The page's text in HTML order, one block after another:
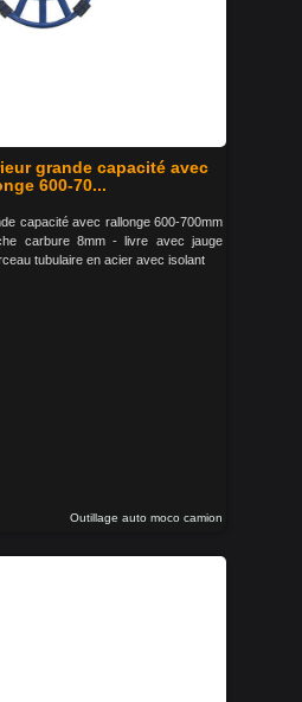
grande capacité avec
600-70...
capacité avec rallonge 600-700mm
carbure 8mm - livre avec jauge
tubulaire en acier avec isolant
Outillage auto moco camion